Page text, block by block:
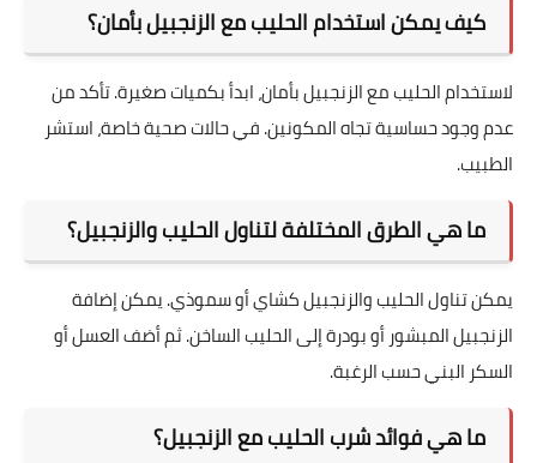
كيف يمكن استخدام الحليب مع الزنجبيل بأمان؟
لاستخدام الحليب مع الزنجبيل بأمان، ابدأ بكميات صغيرة. تأكد من
عدم وجود حساسية تجاه المكونين. في حالات صحية خاصة، استشر
الطبيب.
ما هي الطرق المختلفة لتناول الحليب والزنجبيل؟
يمكن تناول الحليب والزنجبيل كشاي أو سموذي. يمكن إضافة
الزنجبيل المبشور أو بودرة إلى الحليب الساخن. ثم أضف العسل أو
السكر البني حسب الرغبة.
ما هي فوائد شرب الحليب مع الزنجبيل؟